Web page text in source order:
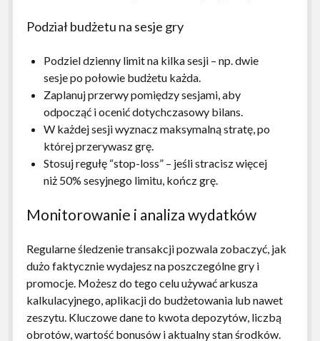
Podział budżetu na sesje gry
Podziel dzienny limit na kilka sesji – np. dwie
sesje po połowie budżetu każda.
Zaplanuj przerwy pomiędzy sesjami, aby
odpocząć i ocenić dotychczasowy bilans.
W każdej sesji wyznacz maksymalną stratę, po
której przerywasz grę.
Stosuj regułę “stop-loss” – jeśli stracisz więcej
niż 50% sesyjnego limitu, kończ grę.
Monitorowanie i analiza wydatków
Regularne śledzenie transakcji pozwala zobaczyć, jak
dużo faktycznie wydajesz na poszczególne gry i
promocje. Możesz do tego celu używać arkusza
kalkulacyjnego, aplikacji do budżetowania lub nawet
zeszytu. Kluczowe dane to kwota depozytów, liczbą
obrotów, wartość bonusów i aktualny stan środków.